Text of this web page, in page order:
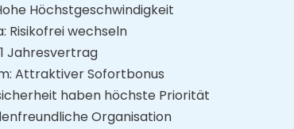
Höchstgeschwindigkeit
Risikofrei wechseln
Jahresvertrag
Attraktiver Sofortbonus
haben höchste Priorität
Organisation